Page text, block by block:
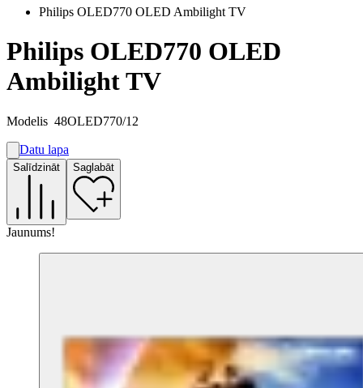
Philips OLED770 OLED Ambilight TV
Philips OLED770 OLED
Ambilight TV
Modelis 48OLED770/12
A
F
Datu lapa
Salīdzināt Saglabāt
Jaunums!